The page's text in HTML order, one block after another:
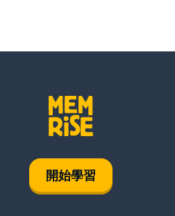
開始學習